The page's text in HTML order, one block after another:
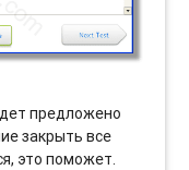
предложено
закрыть все
это поможет.